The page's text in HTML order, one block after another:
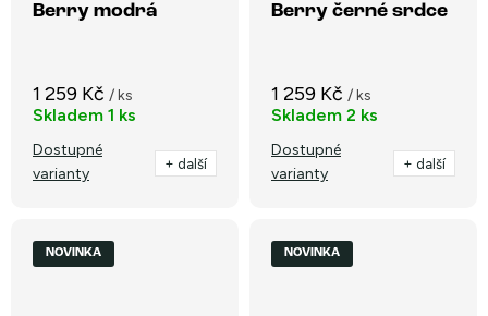
Berry modrá
1 259 Kč / ks
Skladem 1 ks
Dostupné
varianty
+ další
Berry černé srdce
1 259 Kč / ks
Skladem 2 ks
Dostupné
varianty
+ další
NOVINKA NOVINKA